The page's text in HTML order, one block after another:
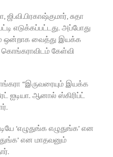
சுதா
எடுக்கப்பட்டது. அப்போது
ஒன்றாக வைத்து இயக்க
கொங்கராவிடம் கேள்வி
“இருவரையும் இயக்க
ஐடியா. ஆனால் ஸ்கிரிப்ட்
‘எழுதுங்க எழுதுங்க’ என
என மாதவனும்